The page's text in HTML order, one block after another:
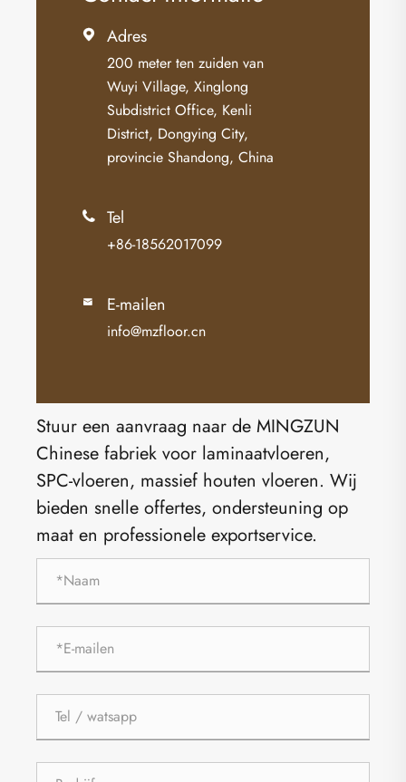
 Adres
200 meter ten zuiden van
Wuyi Village, Xinglong
Subdistrict Office, Kenli
District, Dongying City,
provincie Shandong, China
 Tel
+86-18562017099
 E-mailen
info@mzfloor.cn
Stuur een aanvraag naar de MINGZUN
Chinese fabriek voor laminaatvloeren,
SPC-vloeren, massief houten vloeren. Wij
bieden snelle offertes, ondersteuning op
maat en professionele exportservice.